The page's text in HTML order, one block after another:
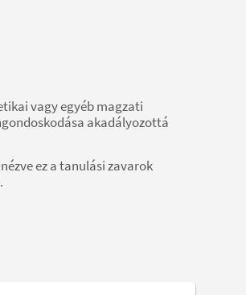
vagy egyéb magzati
akadályozottá
ez a tanulási zavarok